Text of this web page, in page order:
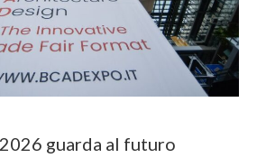
guarda al futuro